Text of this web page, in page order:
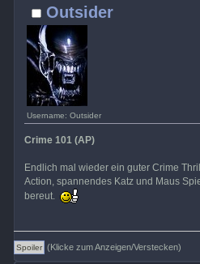
Outsider
Username: Outsider
Crime 101 (AP)
Endlich mal wieder ein guter Crime
Action, spannendes Katz und Maus
bereut.
(Klicke zum Anzeigen/Verstecken)